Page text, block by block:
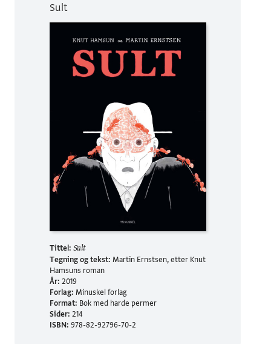
Sult
Tittel: Sult
Tegning og tekst: Martin Ernstsen, etter Knut
Hamsuns roman
År: 2019
Forlag: Minuskel forlag
Format: Bok med harde permer
Sider: 214
ISBN: 978-82-92796-70-2